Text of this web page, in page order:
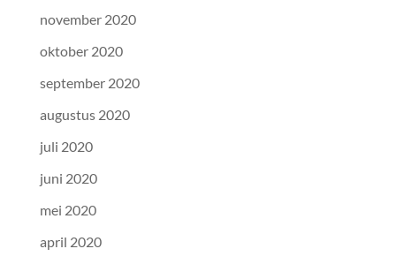
november 2020
oktober 2020
september 2020
augustus 2020
juli 2020
juni 2020
mei 2020
april 2020